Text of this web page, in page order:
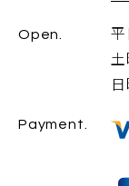
Open.
平
土
Payment.